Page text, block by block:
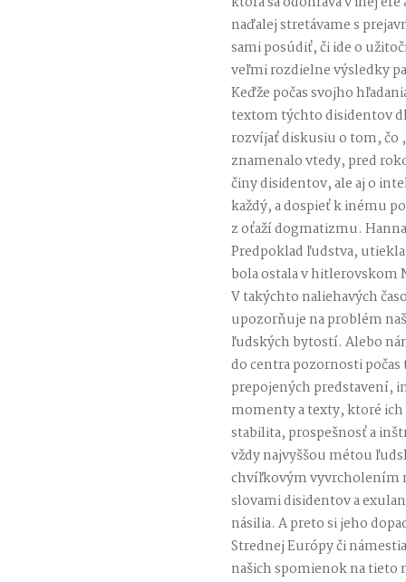
naďalej stretávame s
sami posúdiť, či ide o
veľmi rozdielne výsledky
Keďže počas svojho
textom týchto disidentov
rozvíjať diskusiu o tom, čo
znamenalo vtedy, pred
činy disidentov, ale aj o
každý, a dospieť k inému
z oťaží dogmatizmu.
Predpoklad ľudstva,
bola ostala v hitlerovskom
V takýchto naliehavých
upozorňuje na problém
ľudských bytostí. Alebo
do centra pozornosti
prepojených predstavení,
momenty a texty, ktoré
stabilita, prospešnosť a
vždy najvyššou métou
chvíľkovým vyvrcholením
slovami disidentov a
násilia. A preto si jeho
Strednej Európy či
našich spomienok na tieto